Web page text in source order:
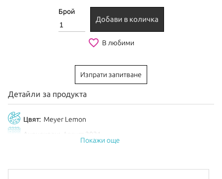
Брой
Добави в количка
favorite_border В любими
Изпрати запитване
Детайли за продукта
Цвят: Meyer Lemon
Анонсиран:
Август 2021
Покажи още